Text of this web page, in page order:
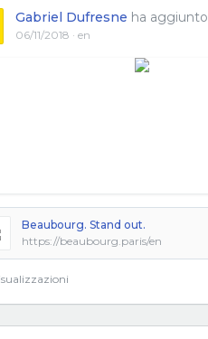
Gabriel Dufresne ha aggiunto
06/11/2018 · en
Beaubourg. Stand out.
https://beaubourg.paris/en